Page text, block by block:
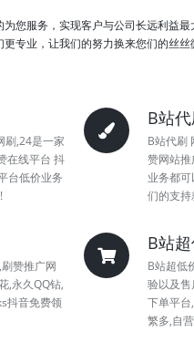
您服务，实现客户与公司长远利益
专业，让我们的努力换来您们的丝
刷,24是一家
在线平台 抖
台低价业务
B站
B站代刷
赞网站
业务都
们的支
赞推广网
,永久QQ钻,
抖音免费领
B站
B站超低
验以及
下单平
繁多,自